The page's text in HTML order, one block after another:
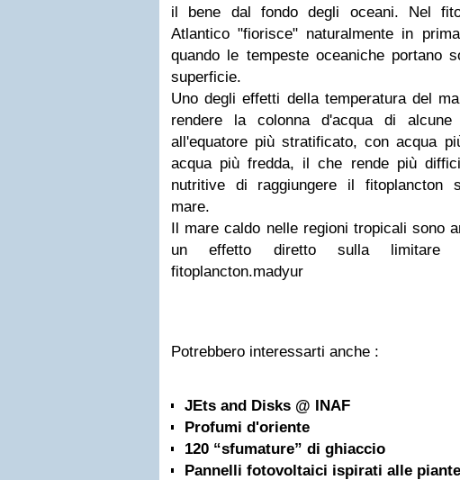
il bene dal fondo degli oceani. Nel
Atlantico "fiorisce" naturalmente in
quando le tempeste oceaniche portano
superficie.
Uno degli effetti della temperatura del
rendere la colonna d'acqua di
all'equatore più stratificato, con acqua
acqua più fredda, il che rende più
nutritive di raggiungere il fitoplancton
mare.
Il mare caldo nelle regioni tropicali sono
un effetto diretto sulla limitare
fitoplancton.madyur
Potrebbero interessarti anche :
JEts and Disks @ INAF
Profumi d'oriente
120 “sfumature” di ghiaccio
Pannelli fotovoltaici ispirati alle piante